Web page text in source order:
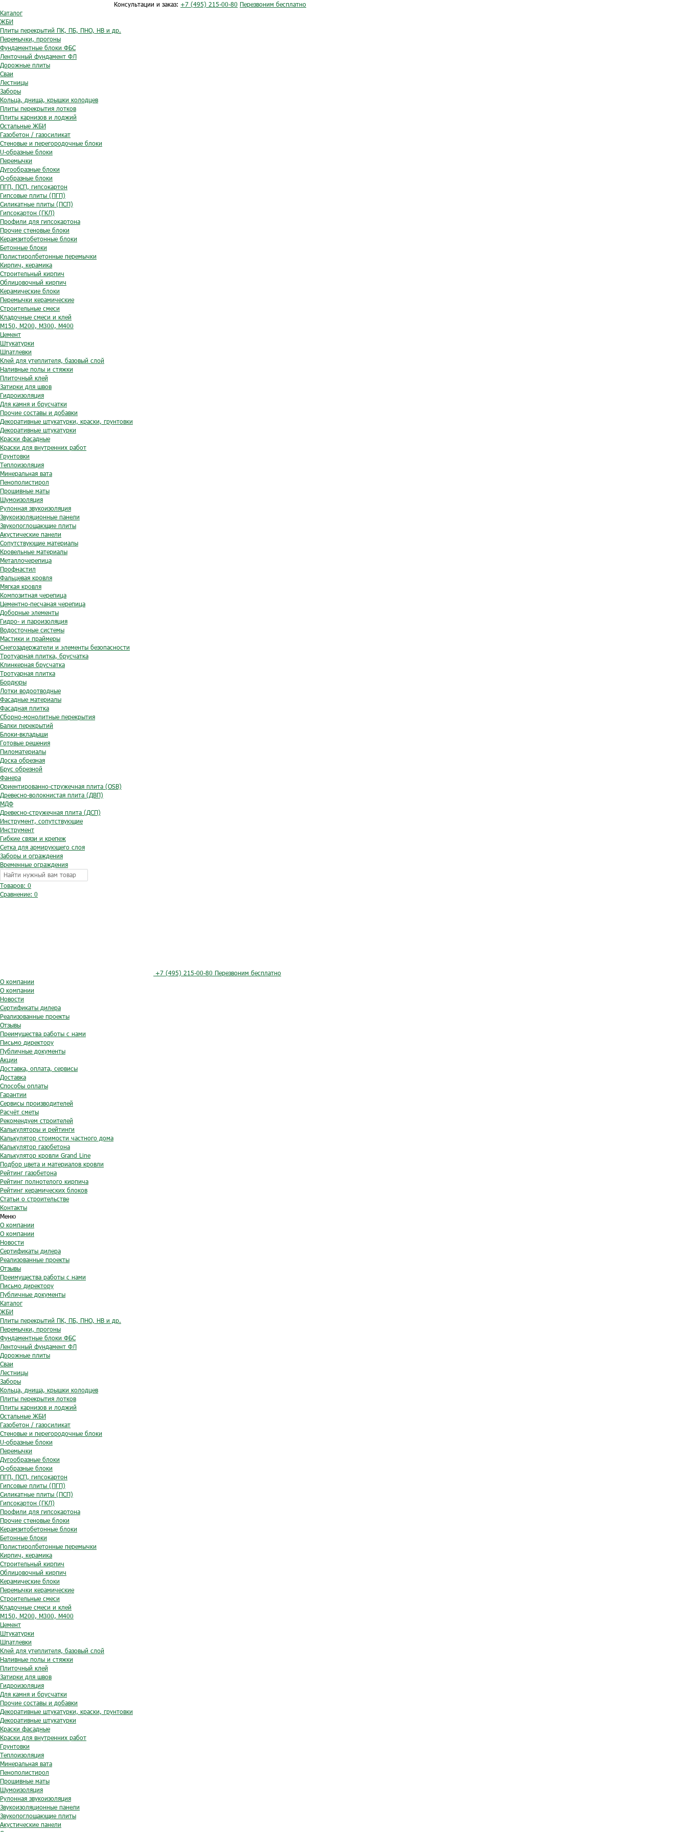
Консультации и заказ: +7 (495) 215-00-80 Перезвоним бесплатно
Каталог
ЖБИ
Плиты перекрытий ПК, ПБ, ПНО, НВ и др.
Перемычки, прогоны
Фундаментные блоки ФБС
Ленточный фундамент ФЛ
Дорожные плиты
Сваи
Лестницы
Заборы
Кольца, днища, крышки колодцев
Плиты перекрытия лотков
Плиты карнизов и лоджий
Остальные ЖБИ
Газобетон / газосиликат
Стеновые и перегородочные блоки
U-образные блоки
Перемычки
Дугообразные блоки
O-образные блоки
ПГП, ПСП, гипсокартон
Гипсовые плиты (ПГП)
Силикатные плиты (ПСП)
Гипсокартон (ГКЛ)
Профили для гипсокартона
Прочие стеновые блоки
Керамзитобетонные блоки
Бетонные блоки
Полистиролбетонные перемычки
Кирпич, керамика
Строительный кирпич
Облицовочный кирпич
Керамические блоки
Перемычки керамические
Строительные смеси
Кладочные смеси и клей
М150, М200, М300, М400
Цемент
Штукатурки
Шпатлевки
Клей для утеплителя, базовый слой
Наливные полы и стяжки
Плиточный клей
Затирки для швов
Гидроизоляция
Для камня и брусчатки
Прочие составы и добавки
Декоративные штукатурки, краски, грунтовки
Декоративные штукатурки
Краски фасадные
Краски для внутренних работ
Грунтовки
Теплоизоляция
Минеральная вата
Пенополистирол
Прошивные маты
Шумоизоляция
Рулонная звукоизоляция
Звукоизоляционные панели
Звукопоглощающие плиты
Акустические панели
Сопутствующие материалы
Кровельные материалы
Металлочерепица
Профнастил
Фальцевая кровля
Мягкая кровля
Композитная черепица
Цементно-песчаная черепица
Доборные элементы
Гидро- и пароизоляция
Водосточные системы
Мастики и праймеры
Снегозадержатели и элементы безопасности
Тротуарная плитка, брусчатка
Клинкерная брусчатка
Тротуарная плитка
Бордюры
Лотки водоотводные
Фасадные материалы
Фасадная плитка
Сборно-монолитные перекрытия
Балки перекрытий
Блоки-вкладыши
Готовые решения
Пиломатериалы
Доска обрезная
Брус обрезной
Фанера
Ориентированно-стружечная плита (OSB)
Древесно-волокнистая плита (ДВП)
МДФ
Древесно-стружечная плита (ДСП)
Инструмент, сопутствующие
Инструмент
Гибкие связи и крепеж
Сетка для армирующего слоя
Заборы и ограждения
Временные ограждения
Товаров: 0
Сравнение: 0
+7 (495) 215-00-80 Перезвоним бесплатно
О компании
О компании
Новости
Сертификаты дилера
Реализованные проекты
Отзывы
Преимущества работы с нами
Письмо директору
Публичные документы
Акции
Доставка, оплата, сервисы
Доставка
Способы оплаты
Гарантии
Сервисы производителей
Расчёт сметы
Рекомендуем строителей
Калькуляторы и рейтинги
Калькулятор стоимости частного дома
Калькулятор газобетона
Калькулятор кровли Grand Line
Подбор цвета и материалов кровли
Рейтинг газобетона
Рейтинг полнотелого кирпича
Рейтинг керамических блоков
Статьи о строительстве
Контакты
Меню
О компании
О компании
Новости
Сертификаты дилера
Реализованные проекты
Отзывы
Преимущества работы с нами
Письмо директору
Публичные документы
Каталог
ЖБИ
Плиты перекрытий ПК, ПБ, ПНО, НВ и др.
Перемычки, прогоны
Фундаментные блоки ФБС
Ленточный фундамент ФЛ
Дорожные плиты
Сваи
Лестницы
Заборы
Кольца, днища, крышки колодцев
Плиты перекрытия лотков
Плиты карнизов и лоджий
Остальные ЖБИ
Газобетон / газосиликат
Стеновые и перегородочные блоки
U-образные блоки
Перемычки
Дугообразные блоки
O-образные блоки
ПГП, ПСП, гипсокартон
Гипсовые плиты (ПГП)
Силикатные плиты (ПСП)
Гипсокартон (ГКЛ)
Профили для гипсокартона
Прочие стеновые блоки
Керамзитобетонные блоки
Бетонные блоки
Полистиролбетонные перемычки
Кирпич, керамика
Строительный кирпич
Облицовочный кирпич
Керамические блоки
Перемычки керамические
Строительные смеси
Кладочные смеси и клей
М150, М200, М300, М400
Цемент
Штукатурки
Шпатлевки
Клей для утеплителя, базовый слой
Наливные полы и стяжки
Плиточный клей
Затирки для швов
Гидроизоляция
Для камня и брусчатки
Прочие составы и добавки
Декоративные штукатурки, краски, грунтовки
Декоративные штукатурки
Краски фасадные
Краски для внутренних работ
Грунтовки
Теплоизоляция
Минеральная вата
Пенополистирол
Прошивные маты
Шумоизоляция
Рулонная звукоизоляция
Звукоизоляционные панели
Звукопоглощающие плиты
Акустические панели